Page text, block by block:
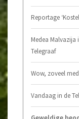
Reportage
Medea
Telegraaf
Wow, zoveel
Vandaag in de